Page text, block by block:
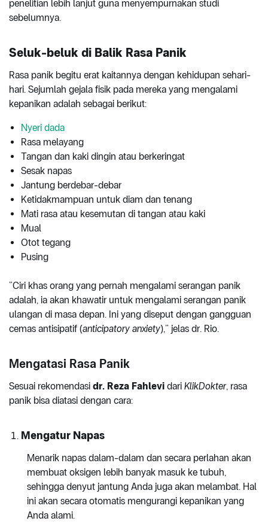
penelitian lebih lanjut guna menyempurnakan studi
sebelumnya.
Seluk-beluk di Balik Rasa Panik
Rasa panik begitu erat kaitannya dengan kehidupan sehari-
hari. Sejumlah gejala fisik pada mereka yang mengalami
kepanikan adalah sebagai berikut:
Nyeri dada
Rasa melayang
Tangan dan kaki dingin atau berkeringat
Sesak napas
Jantung berdebar-debar
Ketidakmampuan untuk diam dan tenang
Mati rasa atau kesemutan di tangan atau kaki
Mual
Otot tegang
Pusing
“Ciri khas orang yang pernah mengalami serangan panik
adalah, ia akan khawatir untuk mengalami serangan panik
ulangan di masa depan. Ini yang diseput dengan gangguan
cemas antisipatif (anticipatory anxiety),” jelas dr. Rio.
Mengatasi Rasa Panik
Sesuai rekomendasi dr. Reza Fahlevi dari KlikDokter, rasa
panik bisa diatasi dengan cara:
Mengatur Napas
Menarik napas dalam-dalam dan secara perlahan akan
membuat oksigen lebih banyak masuk ke tubuh,
sehingga denyut jantung Anda juga akan melambat. Hal
ini akan secara otomatis mengurangi kepanikan yang
Anda alami.